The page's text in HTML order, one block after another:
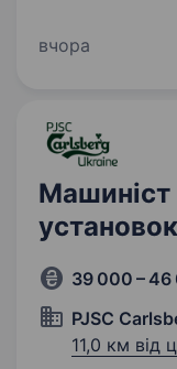
на автокранах, досвід роботи від 2 років,
робіт 15/15 (15
вчора
установок
39 000 – 46
PJSC
11,0 км від